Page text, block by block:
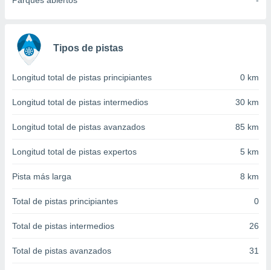
e
mediante
publicidad
1199
Tipos de pistas
Longitud total de pistas principiantes 0 km
Longitud total de pistas intermedios 30 km
Longitud total de pistas avanzados 85 km
Longitud total de pistas expertos 5 km
Pista más larga 8 km
Total de pistas principiantes 0
Total de pistas intermedios 26
Total de pistas avanzados 31